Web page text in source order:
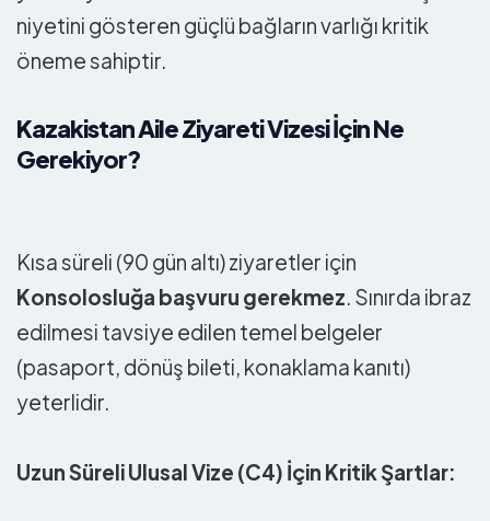
niyetini gösteren güçlü bağların varlığı kritik
öneme sahiptir.
Kazakistan Aile Ziyareti Vizesi İçin Ne
Gerekiyor?
Kısa süreli (90 gün altı) ziyaretler için
Konsolosluğa başvuru gerekmez. Sınırda ibraz
edilmesi tavsiye edilen temel belgeler
(pasaport, dönüş bileti, konaklama kanıtı)
yeterlidir.
Uzun Süreli Ulusal Vize (C4) İçin Kritik Şartlar: